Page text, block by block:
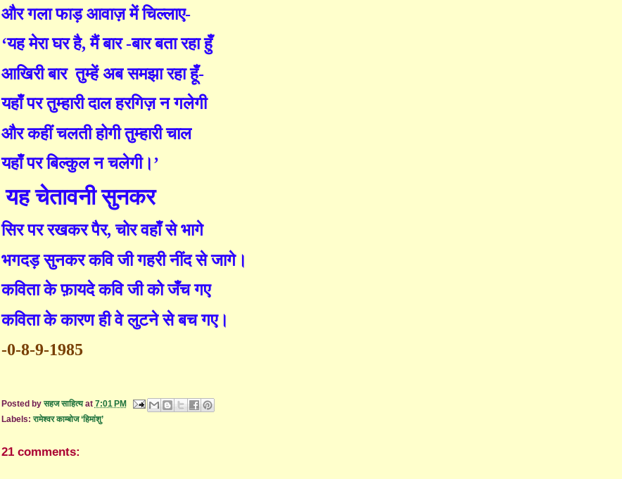
और गला फाड़ आवाज़ में चिल्लाए-
‘यह मेरा घर है, मैं बार -बार बता रहा हुँ
आखिरी बार तुम्हें अब समझा रहा हूँ-
यहाँ पर तुम्हारी दाल हरगिज़ न गलेगी
और कहीं चलती होगी तुम्हारी चाल
यहाँ पर बिल्कुल न चलेगी।’
यह चेतावनी सुनकर
सिर पर रखकरपैर, चोर वहाँ से भागे
भगदड़ सुनकर कवि जी गहरी नींद से जागे।
कविता के फ़ायदे कवि जी को जँच गए
कविता के कारण ही वे लुटने से बच गए।
-0-8-9-1985
Posted byसहज साहित्य at 7:01 PM
Labels:रामेश्वर काम्बोज ‘हिमांशु’
21 comments: